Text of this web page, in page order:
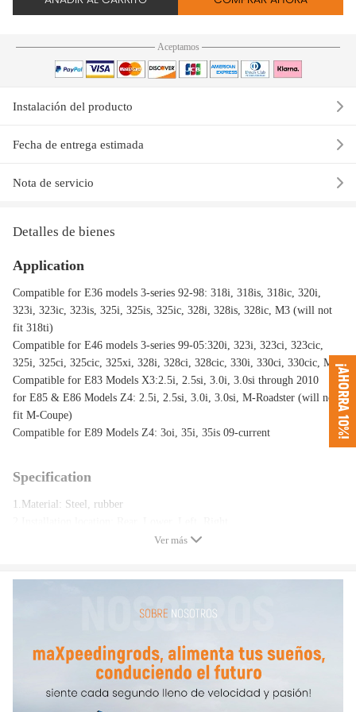
Aceptamos
Instalación del producto
Fecha de entrega estimada
Nota de servicio
Detalles de bienes
Application
Compatible for E36 models 3-series 92-98: 318i, 318is, 318ic, 320i,
323i, 323ic, 323is, 325i, 325is, 325ic, 328i, 328is, 328ic, M3 (will not
fit 318ti)
Compatible for E46 models 3-series 99-05:320i, 323i, 323ci, 323cic,
325i, 325ci, 325cic, 325xi, 328i, 328ci, 328cic, 330i, 330ci, 330cic, M3
Compatible for E83 Models X3:2.5i, 2.5si, 3.0i, 3.0si through 2010
for E85 & E86 Models Z4: 2.5i, 2.5si, 3.0i, 3.0si, M-Roadster (will not
fit M-Coupe)
Compatible for E89 Models Z4: 3oi, 35i, 35is 09-current
Specification
1.Material: Steel, rubber
3.Surface finish: Powder-Coated
Inner diameter、width：φ12、55.5mm
7. Nuts：M18*1.5
Package included
Ver más
¡AHORRA 10%!